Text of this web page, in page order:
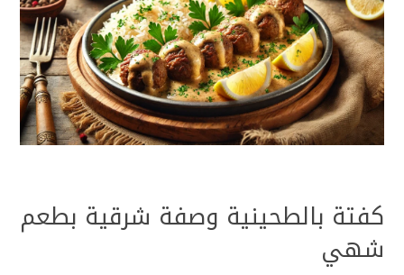
كفتة بالطحينية وصفة شرقية بطعم
شهي